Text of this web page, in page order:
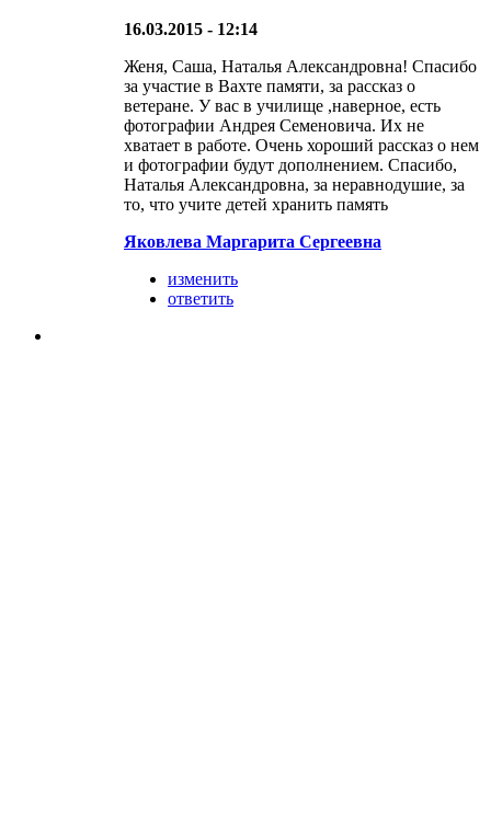
16.03.2015 - 12:14
Женя, Саша, Наталья Александровна! Спасибо
за участие в Вахте памяти, за рассказ о
ветеране. У вас в училище ,наверное, есть
фотографии Андрея Семеновича. Их не
хватает в работе. Очень хороший рассказ о нем
и фотографии будут дополнением. Спасибо,
Наталья Александровна, за неравнодушие, за
то, что учите детей хранить память
Яковлева Маргарита Сергеевна
изменить
ответить